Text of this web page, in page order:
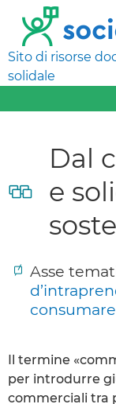
Sito di risorse
solidale
Dal
e
Asse
consumare
Il termine
per introdurre
commerciali tra